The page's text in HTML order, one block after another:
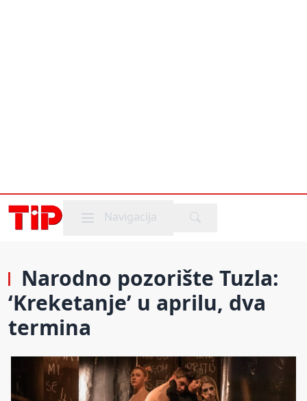
Mobile menu
Navigacija
Narodno pozorište Tuzla:
‘Kreketanje’ u aprilu, dva
termina